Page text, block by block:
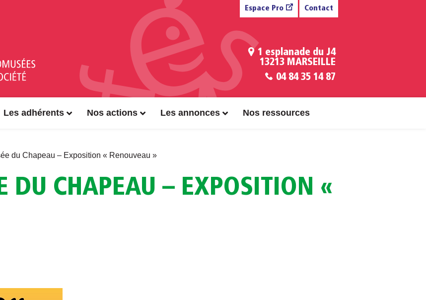
Espace Pro Contact
1 esplanade du J4
13213 MARSEILLE
04 84 35 14 87
Les adhérents Nos actions Les annonces Nos ressources
du Chapeau – Exposition « Renouveau »
DU CHAPEAU – EXPOSITION «